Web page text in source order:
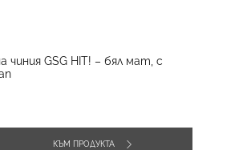
чиния GSG HIT! – бял мат, с
КЪМ ПРОДУКТА